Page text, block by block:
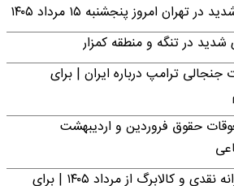
امروز پنجشنبه ۱۵ مرداد ۱۴۰۵
در تنگه و منطقه کمزار
ترامپ درباره ایران | برای
حقوق فروردین و اردیبهشت
خبر فوری از آغاز قطع یارانه نقدی و کالابرگ از مرداد ۱۴۰۵ | برای